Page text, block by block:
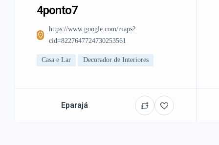
4ponto7
https://www.google.com/maps?
cid=8227647724730253561
Casa e Lar Decorador de Interiores
Eparajá